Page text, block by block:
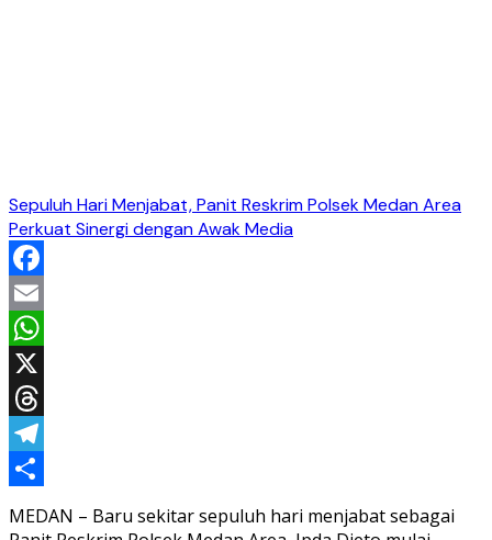
Sepuluh Hari Menjabat, Panit Reskrim Polsek Medan Area
Perkuat Sinergi dengan Awak Media
Facebook
Email
WhatsApp
X
Threads
Telegram
Share
MEDAN – Baru sekitar sepuluh hari menjabat sebagai